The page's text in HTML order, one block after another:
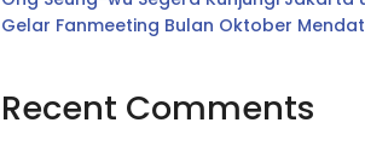
Gelar Fanmeeting Bulan Oktober
Recent Comments